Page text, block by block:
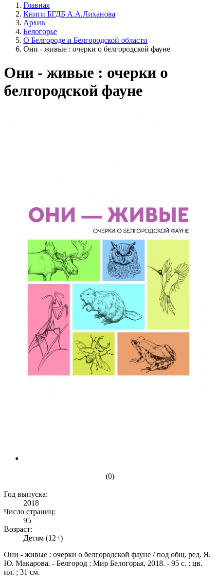
Главная
Книги БГДБ А.А.Лиханова
Архив
Белогорье
О Белгороде и Белгородской области
Они - живые : очерки о белгородской фауне
Они - живые : очерки о
белгородской фауне
(0)
Год выпуска:
2018
Число страниц:
95
Возраст:
Детям (12+)
Они - живые : очерки о белгородской фауне / под общ. ред. Я.
Ю. Макарова. - Белгород : Мир Белогорья, 2018. - 95 с. : цв.
ил. ; 31 см.